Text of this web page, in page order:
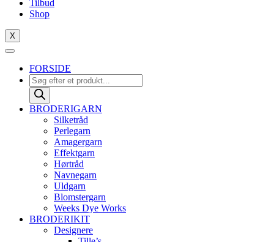
Tilbud
Shop
X
FORSIDE
Products
search
BRODERIGARN
Silketråd
Perlegarn
Amagergarn
Effektgarn
Hørtråd
Navnegarn
Uldgarn
Blomstergarn
Weeks Dye Works
BRODERIKIT
Designere